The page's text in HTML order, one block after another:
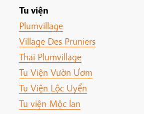
Tu viện
Plumvillage
Village Des Pruniers
Thai Plumvillage
Tu Viện Vườn Ươm
Tu Viện Lộc Uyển
Tu viện Mộc lan